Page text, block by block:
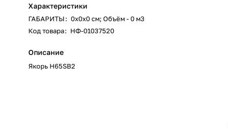
Характеристики
ГАБАРИТЫ: 0х0х0 см; Объём - 0 м3
Код товара: НФ-01037520
Описание
Якорь H65SB2